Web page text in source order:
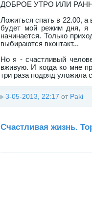
ДОБРОЕ УТРО ИЛИ
Ложиться спать в 22.00, а
будет мой режим дня, я
начинается. Только
выбираются вконтакт...
Но я - счастливый
вживую. И когда ко мне
три раза подряд уложила
3-05-2013, 22:17 от Paki
Счастливая жизнь.